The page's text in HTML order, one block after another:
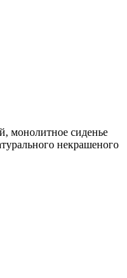
монолитное сиденье
некрашеного